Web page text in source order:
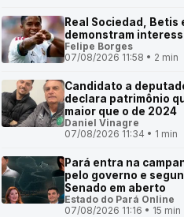
Real Sociedad, Betis
demonstram
Felipe Borges
07/08/2026 11:58 • 2 min
Candidato a
declara patrimônio
maior que o de 2024
Daniel Vinagre
07/08/2026 11:34 • 1 min
Pará entra na
pelo governo e
Senado em aberto
Estado do Pará Online
07/08/2026 11:16 • 15 min